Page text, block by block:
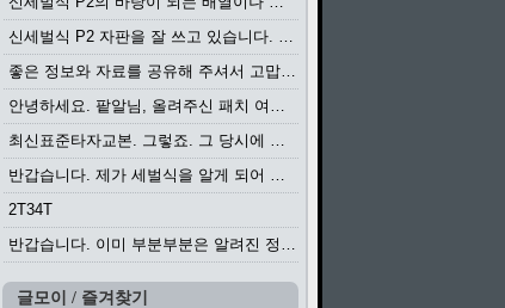
신세벌식 P2 자판을 잘 쓰고 있습니다. 쓰기 편리...
좋은 정보와 자료를 공유해 주셔서 고맙습니다....
안녕하세요. 팥알님, 올려주신 패치 여러모로 감사...
최신표준타자교본. 그렇죠. 그 당시에 최신 표준...
반갑습니다. 제가 세벌식을 알게 되어 세벌식 써...
2T34T
반갑습니다. 이미 부분부분은 알려진 정보들이...
글모이 / 즐겨찾기